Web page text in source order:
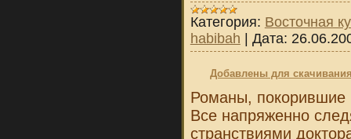
Категория: Восточная
habibah | Дата:
Добавлены для
Романы, покорившие
Все напряженно
странствиями